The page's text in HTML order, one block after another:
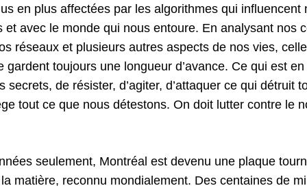
en plus affectées par les algorithmes qui influencent
et avec le monde qui nous entoure. En analysant nos
réseaux et plusieurs autres aspects de nos vies,
gardent toujours une longueur d’avance. Ce qui est en
secrets, de résister, d’agiter, d’attaquer ce qui détruit
tout ce que nous détestons. On doit lutter contre le
seulement, Montréal est devenu une plaque
matière, reconnu mondialement. Des centaines de